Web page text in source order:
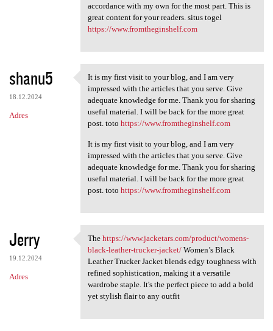
accordance with my own for the most part. This is
great content for your readers. situs togel
https://www.fromtheginshelf.com
shanu5
18.12.2024
Adres
It is my first visit to your
It is my first visit to your blog, and I am very
impressed with the articles that you serve. Give
adequate knowledge for me. Thank you for sharing
useful material. I will be back for the more great
post. toto https://www.fromtheginshelf.com
It is my first visit to your blog, and I am very
impressed with the articles that you serve. Give
adequate knowledge for me. Thank you for sharing
useful material. I will be back for the more great
post. toto https://www.fromtheginshelf.com
Jerry
19.12.2024
Adres
The https://www.jacketars.com
The https://www.jacketars.com/product/womens-
black-leather-trucker-jacket/Women’s Black
Leather Trucker Jacket blends edgy toughness with
refined sophistication, making it a versatile
wardrobe staple. It's the perfect piece to add a bold
yet stylish flair to any outfit